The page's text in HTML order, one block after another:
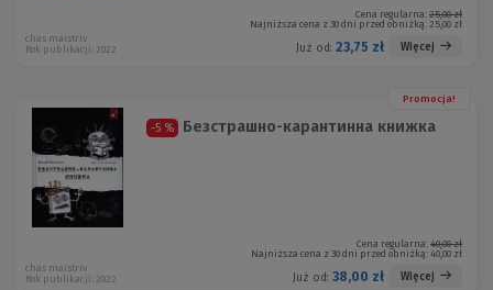
Cena regularna: 25,00 zł
Najniższa cena z 30 dni przed obniżką: 25,00 zł
Już od: 23,75 zł Więcej
chas maistriv
Rok publikacji: 2022
Promocja!
-5 % Безстрашно-карантинна книжка
Cena regularna: 40,00 zł
Najniższa cena z 30 dni przed obniżką: 40,00 zł
Już od: 38,00 zł Więcej
chas maistriv
Rok publikacji: 2022